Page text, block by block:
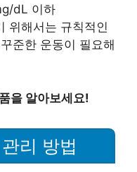
dL 이하
위해서는 규칙적인
준한 운동이 필요해
을 알아보세요!
리 방법